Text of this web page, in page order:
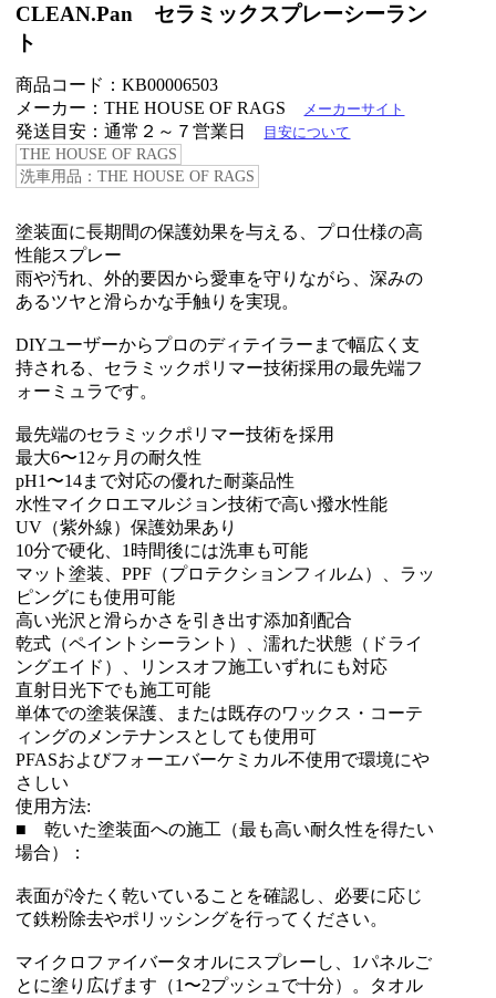
CLEAN.Pan セラミックスプレーシーラン
ト
商品コード：KB00006503
メーカー：THE HOUSE OF RAGS
メーカーサイト
発送目安：通常２～７営業日 目安について
THE HOUSE OF RAGS
洗車用品：THE HOUSE OF RAGS
塗装面に長期間の保護効果を与える、プロ仕様の高
性能スプレー
雨や汚れ、外的要因から愛車を守りながら、深みの
あるツヤと滑らかな手触りを実現。
DIYユーザーからプロのディテイラーまで幅広く支
持される、セラミックポリマー技術採用の最先端フ
ォーミュラです。
最先端のセラミックポリマー技術を採用
最大6〜12ヶ月の耐久性
pH1〜14まで対応の優れた耐薬品性
水性マイクロエマルジョン技術で高い撥水性能
UV（紫外線）保護効果あり
10分で硬化、1時間後には洗車も可能
マット塗装、PPF（プロテクションフィルム）、ラッ
ピングにも使用可能
高い光沢と滑らかさを引き出す添加剤配合
乾式（ペイントシーラント）、濡れた状態（ドライ
ングエイド）、リンスオフ施工いずれにも対応
直射日光下でも施工可能
単体での塗装保護、または既存のワックス・コーテ
ィングのメンテナンスとしても使用可
PFASおよびフォーエバーケミカル不使用で環境にや
さしい
使用方法:
■ 乾いた塗装面への施工（最も高い耐久性を得たい
場合）：
表面が冷たく乾いていることを確認し、必要に応じ
て鉄粉除去やポリッシングを行ってください。
マイクロファイバータオルにスプレーし、1パネルご
とに塗り広げます（1〜2プッシュで十分）。タオル